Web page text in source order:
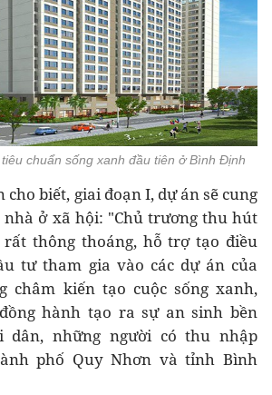
chuẩn sống xanh đầu tiên ở Bình Định
cho biết, giai đoạn I, dự án sẽ cung
nhà ở xã hội: "Chủ trương thu hút
thông thoáng, hỗ trợ tạo điều
tư tham gia vào các dự án của
châm kiến tạo cuộc sống xanh,
hành tạo ra sự an sinh bền
dân, những người có thu nhập
phố Quy Nhơn và tỉnh Bình